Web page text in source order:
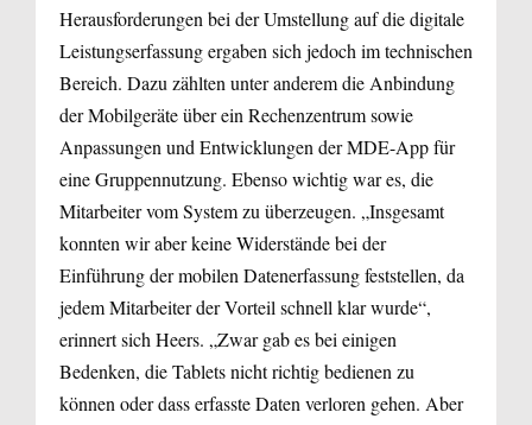
Herausforderungen bei der Umstellung auf die digitale
Leistungserfassung ergaben sich jedoch im technischen
Bereich. Dazu zählten unter anderem die Anbindung
der Mobilgeräte über ein Rechenzentrum sowie
Anpassungen und Entwicklungen der MDE-App für
eine Gruppennutzung. Ebenso wichtig war es, die
Mitarbeiter vom System zu überzeugen. „Insgesamt
konnten wir aber keine Widerstände bei der
Einführung der mobilen Datenerfassung feststellen, da
jedem Mitarbeiter der Vorteil schnell klar wurde“,
erinnert sich Heers. „Zwar gab es bei einigen
Bedenken, die Tablets nicht richtig bedienen zu
können oder dass erfasste Daten verloren gehen. Aber